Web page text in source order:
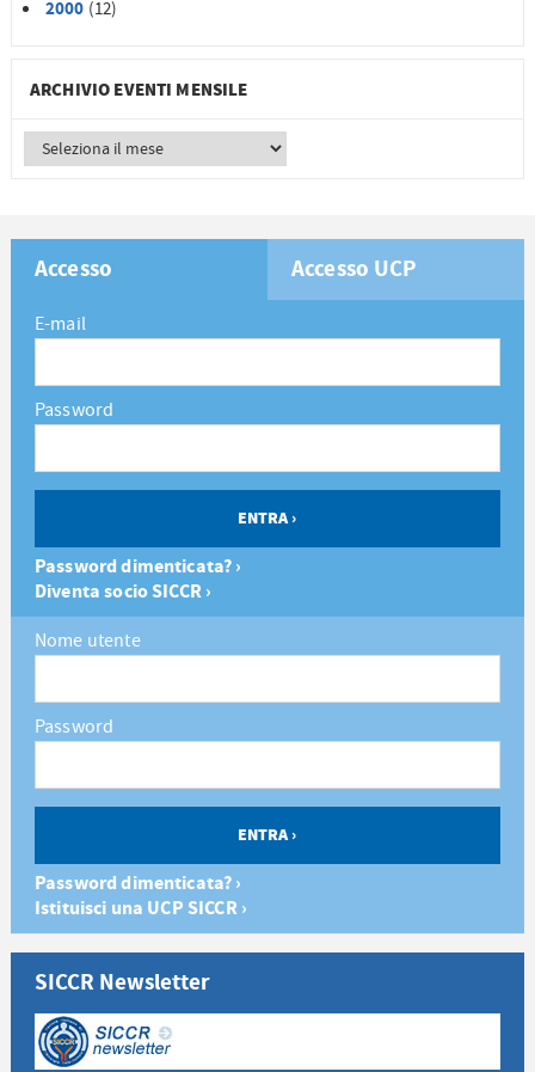
2000 (12)
ARCHIVIO EVENTI MENSILE
Accesso Accesso UCP
E-mail
Password
Password dimenticata? ›
Diventa socio SICCR ›
Nome utente
Password
Password dimenticata? ›
Istituisci una UCP SICCR ›
SICCR Newsletter